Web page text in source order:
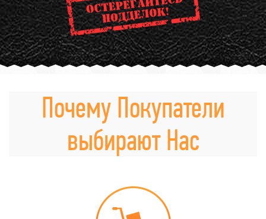
Почему Покупатели
выбирают Нас